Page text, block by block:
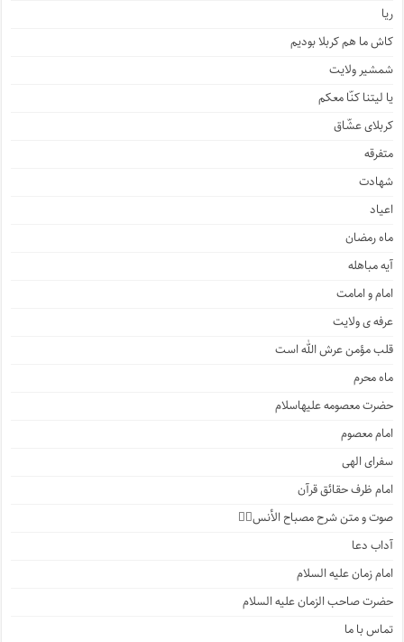
ریا
کاش ما هم کربلا بودیم
شمشیر ولایت
یا لیتنا کنّا معکم
کربلای عشّاق
متفرقه
شهادت
اعیاد
ماه رمضان
آیه مباهله
امام و امامت
عرفه ی ولایت
قلب مؤمن عرش الله است
ماه محرم
حضرت معصومه علیهاسلام
امام معصوم
سفرای الهی
امام ظرف حقائق قرآن
صوت و متن شرح مصباح الأنس۲️⃣
آداب دعا
امام زمان علیه السلام
حضرت صاحب الزمان علیه السلام
تماس با ما